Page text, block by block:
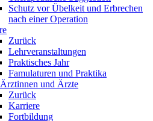
Schutz vor Übelkeit und Erbrechen
nach einer Operation
Zurück
Lehrveranstaltungen
Praktisches Jahr
Famulaturen und Praktika
und Ärzte
Zurück
Karriere
Fortbildung